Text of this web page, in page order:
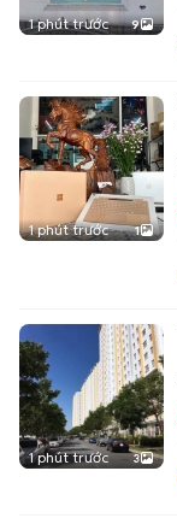
1 phút trước 9
1 phút trước 1
1 phút trước 3